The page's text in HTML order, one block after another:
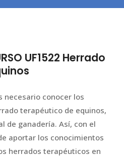
UF1522 Herrado
necesario conocer los
terapéutico de equinos,
de ganadería. Así, con el
aportar los conocimientos
herrados terapéuticos en